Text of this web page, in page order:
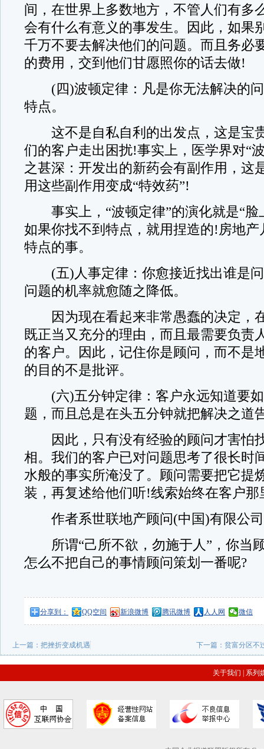
间，在世界上多数地方，不管人们有多
会有什么有意义的事发生。因此，如果
千万不要去解决他们的问题。而且务必
的费用，交到他们甘愿照你的话去做!
(四)波顿定律：凡是你无法解决的问
特点。
这不是自私自利的出发点，这是宝
们的客户走出困扰!事实上，医学界对“
之甚深：开发出的新药会有副作用，这
用这些副作用变成“特效药”!
事实上，“波顿定律”的演化就是“
如果你找不到特点，就用捏造的!房地产
特点的事。
(五)人事定律：你愈接近找出谁是问
问题的机率就愈随之降低。
因为现在看起来非常愚蠢的决定，
既正当又充分的理由，而且最需要负责
的客户。因此，记住你是顾问，而不是
的目的不是批评。
(六)五分钟定律：客户永远知道要如
题，而且总是在头五分钟就把解决之道
因此，只有没有经验的顾问才害怕
相。我们的客户已对问题思考了很长时
水般的事实所淹没了。顾问需要把它提
装，再复述给他们听!线索始终在客户那
作者系世联地产顾问(中国)有限公
所谓“己所不欲，勿施于人”，你当
怎么不把自己的事情顾问策划一番呢?
分享到： QQ空间 新浪微博 腾讯微博 人人网 微信
上一篇： 把挫折变成机遇 下一篇：贫富分区不
关于我们 系列